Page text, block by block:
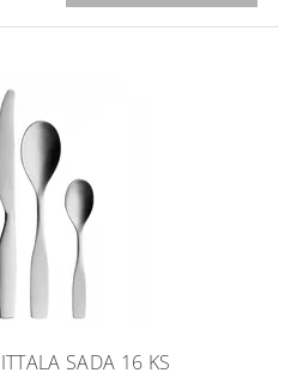
SADA 16 KS